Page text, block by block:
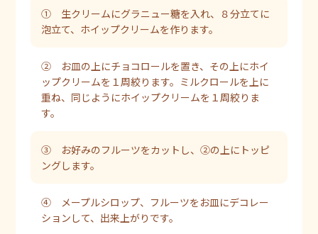
① 生クリームにグラニュー糖を入れ、８分立てに
泡立て、ホイップクリームを作ります。
② お皿の上にチョコロールを置き、その上にホイ
ップクリームを１周絞ります。ミルクロールを上に
重ね、同じようにホイップクリームを１周絞りま
す。
③ お好みのフルーツをカットし、②の上にトッピ
ングします。
④ メープルシロップ、フルーツをお皿にデコレー
ションして、出来上がりです。